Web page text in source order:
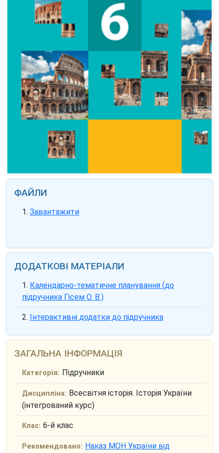
ФАЙЛИ
Завантажити
ДОДАТКОВІ МАТЕРІАЛИ
Календарно-тематичне планування (до
підручника Гісем О. В.)
Інтерактивні додатки до підручника
ЗАГАЛЬНА ІНФОРМАЦІЯ
Категорія: Підручники
Дисципліна: Всесвітня історія. Історія України
(інтегрований курс)
Клас: 6-й клас
Рекомендовано: Наказ МОН України від